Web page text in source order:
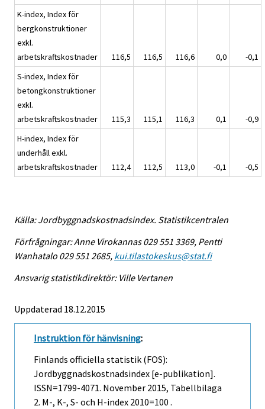
K-index, Index för
bergkonstruktioner
exkl.
arbetskraftskostnader
116,5 116,5 116,6 0,0
-0,1
S-index, Index för
betongkonstruktioner
exkl.
arbetskraftskostnader
115,3 115,1 116,3 0,1
-0,9
H-index, Index för
underhåll exkl.
arbetskraftskostnader
112,4 112,5 113,0 -0,1 -0,5
Källa: Jordbyggnadskostnadsindex. Statistikcentralen
Förfrågningar: Anne Virokannas 029 551 3369, Pentti
Wanhatalo 029 551 2685, kui.tilastokeskus@stat.fi
Ansvarig statistikdirektör: Ville Vertanen
Uppdaterad 18.12.2015
Instruktion för hänvisning:
Finlands officiella statistik (FOS):
Jordbyggnadskostnadsindex [e-publikation].
ISSN=1799-4071. November 2015, Tabellbilaga
2. M-, K-, S- och H-index 2010=100 .